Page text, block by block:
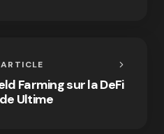
Farming sur la DeFi
Ultime